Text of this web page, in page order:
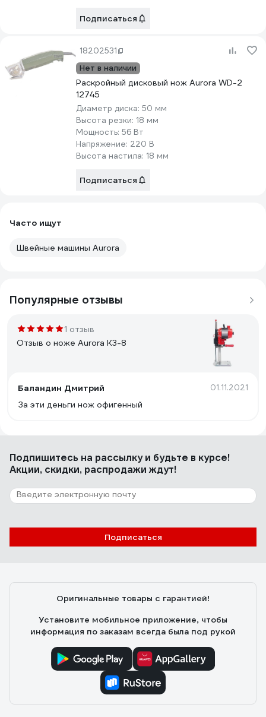
Подписаться
18202531
Нет в наличии
Раскройный дисковый нож Aurora WD-2
12745
Диаметр диска: 50 мм
Высота резки: 18 мм
Мощность: 56 Вт
Напряжение: 220 В
Высота настила: 18 мм
Подписаться
Часто ищут
Швейные машины Aurora
Популярные отзывы
1 отзыв
Отзыв о ноже Aurora K3-8
Баландин Дмитрий 01.11.2021
За эти деньги нож офигенный
Подпишитесь на рассылкуи будьте в курсе!
Акции, скидки, распродажи ждут!
Подписаться
Оригинальные товары с гарантией!
Установите мобильное приложение, чтобы
информация по заказам всегда была под рукой